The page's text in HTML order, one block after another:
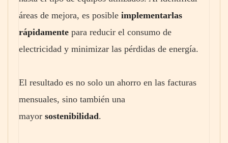
áreas de mejora, es posible implementarlas
rápidamente para reducir el consumo de
electricidad y minimizar las pérdidas de energía.
El resultado es no solo un ahorro en las facturas
mensuales, sino también una
mayor sostenibilidad.